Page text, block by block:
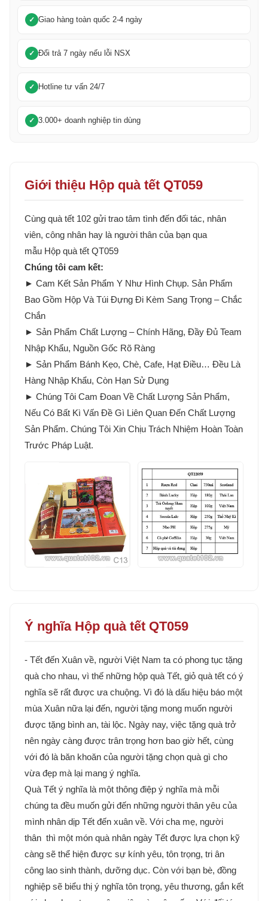
Giao hàng toàn quốc 2-4 ngày
Đổi trả 7 ngày nếu lỗi NSX
Hotline tư vấn 24/7
3.000+ doanh nghiệp tin dùng
Giới thiệu Hộp quà tết QT059
Cùng quà tết 102 gửi trao tâm tình đến đối tác, nhân
viên, công nhân hay là người thân của bạn qua
mẫu Hộp quà tết QT059
Chúng tôi cam kết:
► Cam Kết Sản Phẩm Y Như Hình Chụp. Sản Phẩm
Bao Gồm Hộp Và Túi Đựng Đi Kèm Sang Trọng – Chắc
Chắn
► Sản Phẩm Chất Lượng – Chính Hãng, Đầy Đủ Team
Nhập Khẩu, Nguồn Gốc Rõ Ràng
► Sản Phẩm Bánh Kẹo, Chè, Cafe, Hạt Điều… Đều Là
Hàng Nhập Khẩu, Còn Hạn Sử Dụng
► Chúng Tôi Cam Đoan Về Chất Lượng Sản Phẩm,
Nếu Có Bất Kì Vấn Đề Gì Liên Quan Đến Chất Lượng
Sản Phẩm. Chúng Tôi Xin Chịu Trách Nhiệm Hoàn Toàn
Trước Pháp Luật.
Ý nghĩa Hộp quà tết QT059
- Tết đến Xuân về, người Việt Nam ta có phong tục tặng
quà cho nhau, vì thế những hộp quà Tết, giỏ quà tết có ý
nghĩa sẽ rất được ưa chuộng. Vì đó là dấu hiệu báo một
mùa Xuân nữa lại đến, người tặng mong muốn người
được tặng bình an, tài lộc. Ngày nay, việc tặng quà trở
nên ngày càng được trân trọng hơn bao giờ hết, cùng
với đó là băn khoăn của người tặng chọn quà gì cho
vừa đẹp mà lại mang ý nghĩa.
Quà Tết ý nghĩa là một thông điệp ý nghĩa mà mỗi
chúng ta đều muốn gửi đến những người thân yêu của
mình nhân dịp Tết đến xuân về. Với cha mẹ, người
thân thì một món quà nhân ngày Tết được lựa chọn kỹ
càng sẽ thể hiện được sự kính yêu, tôn trọng, tri ân
công lao sinh thành, dưỡng dục. Còn với bạn bè, đồng
nghiệp sẽ biểu thị ý nghĩa tôn trọng, yêu thương, gắn kết